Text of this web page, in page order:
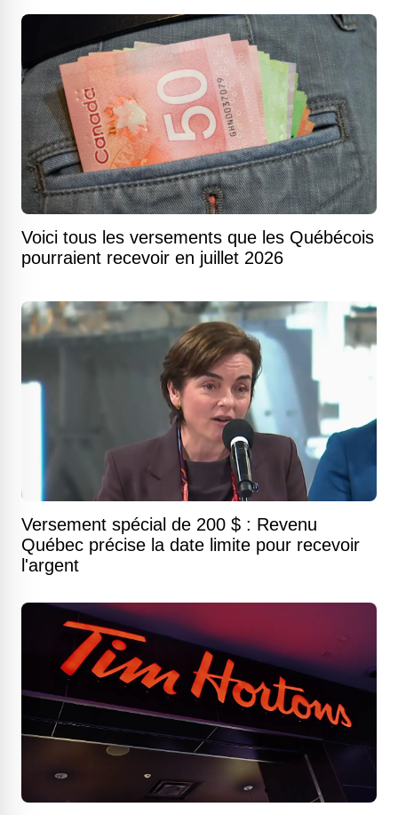
Voici tous les versements que les Québécois
pourraient recevoir en juillet 2026
Versement spécial de 200 $ : Revenu
Québec précise la date limite pour recevoir
l'argent